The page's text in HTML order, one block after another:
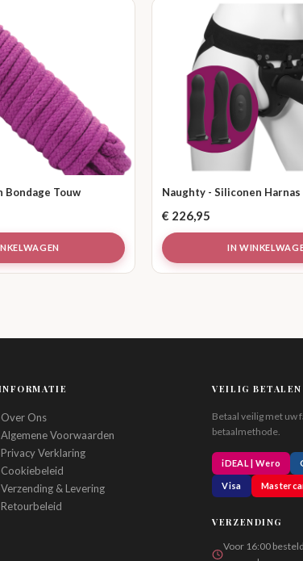
Bondage Touw Naughty - Siliconen Harnas
€ 226,95
IN
Over Ons
Algemene Voorwaarden
Privacy Verklaring
Cookiebeleid
Verzending & Levering
Retourbeleid
VEILIG BETALEN
Betaal veilig met uw
betaalmethode.
iDEAL | Wero
Visa
VERZENDING
Voor 16:00